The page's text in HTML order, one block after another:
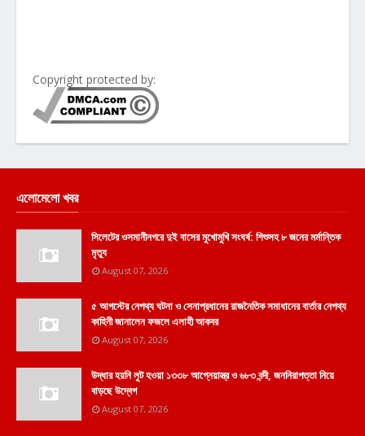
Copyright protected by:
এলোমেলো খবর
সিলেটের ওসমানীনগরে দুই বাসের মুখোমুখি সংঘর্ষ: শিশুসহ ৮ জনের মর্মান্তিক
মৃত্যু
August 07, 2026
৫ আগস্টের নেপথ্য ঘটনা ও সেনাপ্রধানের রাজনৈতিক সমাধানের বার্তার নেপথ্য
কাহিনী জানালেন ফজলে এলাহী আকবর
August 07, 2026
উদ্ধার হয়নি লুট হওয়া ১৩৩৮ আগ্নেয়াস্ত্র ও ৬৮৩ বন্দী, জননিরাপত্তা নিয়ে
বাড়ছে উদ্বেগ
August 07, 2026